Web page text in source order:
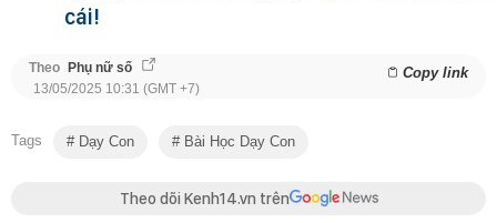
cái!
Theo Phụ nữ số Copy link
13/05/2025 10:31 (GMT +7)
Tags Dạy Con Bài Học Dạy Con
Theo dõi Kenh14.vn trên